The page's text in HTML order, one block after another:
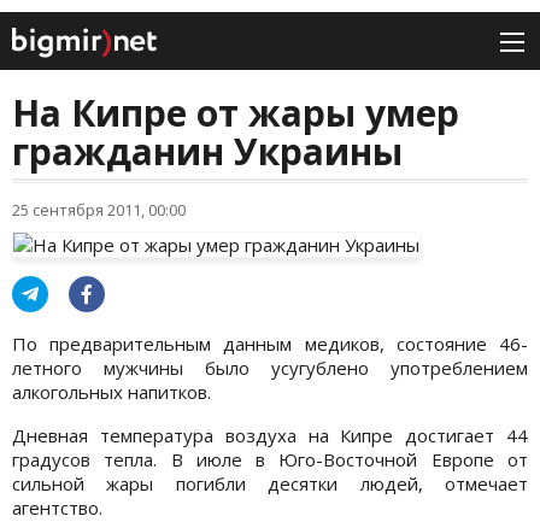
На Кипре от жары умер
гражданин Украины
25 сентября 2011, 00:00
По предварительным данным медиков, состояние 46-
летного мужчины было усугублено употреблением
алкогольных напитков.
Дневная температура воздуха на Кипре достигает 44
градусов тепла. В июле в Юго-Восточной Европе от
сильной жары погибли десятки людей, отмечает
агентство.